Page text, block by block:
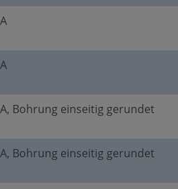
A
A
A, Bohrung einseitig gerundet
A, Bohrung einseitig gerundet